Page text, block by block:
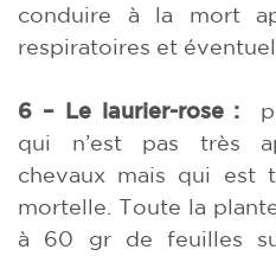
conduire à la mort
respiratoires et
6 – Le laurier-rose :
qui n’est pas très
chevaux mais qui est
mortelle. Toute la
à 60 gr de feuilles